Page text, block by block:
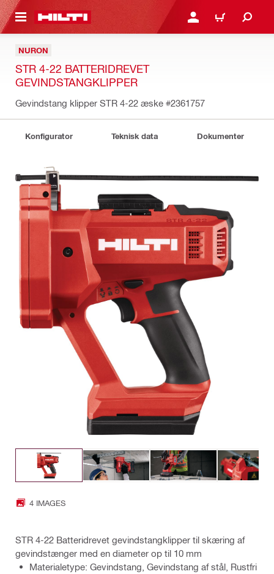
HOVEDINDHOLD LOG IND ELLER
INDKØBSKURV
NURON
STR 4-22 BATTERIDREVET
GEVINDSTANGKLIPPER
Gevindstang klipper STR 4-22 æske #2361757
Konfigurator Teknisk data Dokumenter
4 IMAGES
STR 4-22 Batteridrevet gevindstangklipper til skæring af
gevindstænger med en diameter op til 10 mm
Materialetype: Gevindstang, Gevindstang af stål, Rustfri